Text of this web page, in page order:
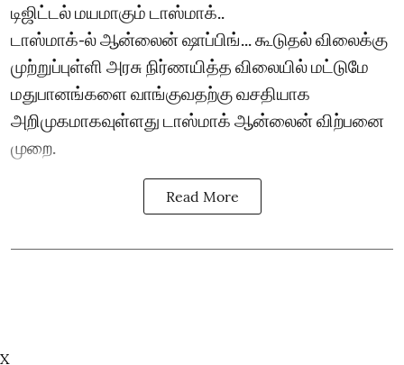
டிஜிட்டல் மயமாகும் டாஸ்மாக்..
டாஸ்மாக்-ல் ஆன்லைன் ஷாப்பிங்... கூடுதல் விலைக்கு
முற்றுப்புள்ளி அரசு நிர்ணயித்த விலையில் மட்டுமே
மதுபானங்களை வாங்குவதற்கு வசதியாக
அறிமுகமாகவுள்ளது டாஸ்மாக் ஆன்லைன் விற்பனை
முறை.
Read More
X